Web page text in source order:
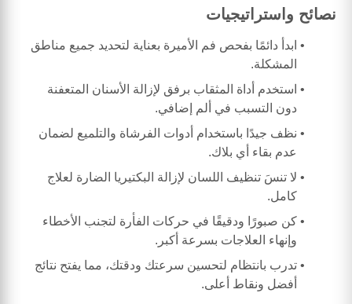
نصائح واستراتيجيات
ابدأ دائمًا بفحص فم الأميرة بعناية لتحديد جميع مناطق
المشكلة.
استخدم أداة المثقاب برفق لإزالة الأسنان المتعفنة
دون التسبب في ألم إضافي.
نظف جيدًا باستخدام أدوات الفرشاة والتلميع لضمان
عدم بقاء أي بلاك.
لا تنسَ تنظيف اللسان لإزالة البكتيريا الضارة لعلاج
كامل.
كن صبورًا ودقيقًا في حركات الفأرة لتجنب الأخطاء
وإنهاء العلاجات بسرعة أكبر.
تدرب بانتظام لتحسين سرعتك ودقتك، مما يفتح نتائج
أفضل ونقاط أعلى.